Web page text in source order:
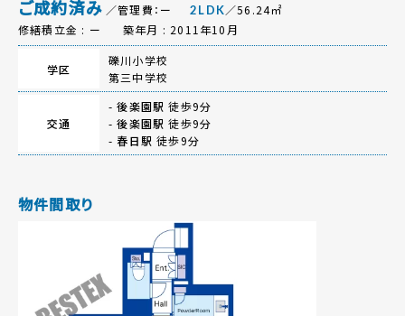
ご成約済み ／管理費：ー 2LDK／56.24㎡
修繕積立金 : ー
築年月 : 2011年10月
学区
礫川小学校
第三中学校
交通
-後楽園駅 徒歩9分
-後楽園駅 徒歩9分
- 春日駅 徒歩9分
物件間取り